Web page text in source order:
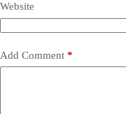
Website
Add Comment *